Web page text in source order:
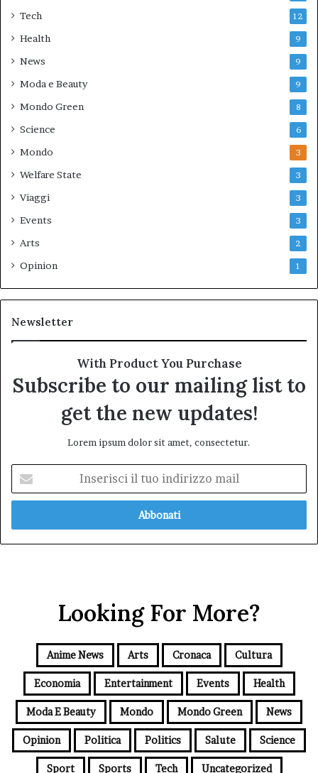
Tech 12
Health 9
News 9
Moda e Beauty 9
Mondo Green 8
Science 6
Mondo 3
Welfare State 3
Viaggi 3
Events 3
Arts 2
Opinion 1
Newsletter
With Product You Purchase
Subscribe to our mailing list to
get the new updates!
Lorem ipsum dolor sit amet, consectetur.
tuo
mail
Looking For More?
Anime News Arts Cronaca Cultura
Economia Entertainment Events Health
Moda E Beauty Mondo Mondo Green News
Opinion Politica Politics Salute Science
Sport Sports Tech Uncategorized